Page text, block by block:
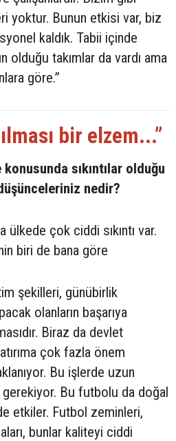
yoktur. Bunun etkisi var, biz
kaldık. Tabii içinde
olduğu takımlar da vardı ama
göre.”
bir elzem...”
sıkıntılar olduğu
nedir?
çok ciddi sıkıntı var.
biri de bana göre
şekilleri, günübirlik
olanların başarıya
Biraz da devlet
çok fazla önem
Bu işlerde uzun
gerekiyor. Bu futbolu da doğal
etkiler. Futbol zeminleri,
bunlar kaliteyi ciddi